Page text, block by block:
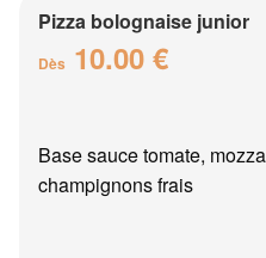
Pizza bolognaise junior
Dès 10.00 €
Base sauce tomate,
champignons frais